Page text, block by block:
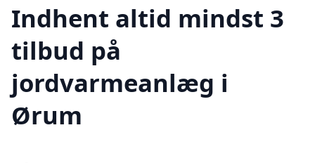
Indhent altid mindst 3
tilbud på
jordvarmeanlæg i
Ørum